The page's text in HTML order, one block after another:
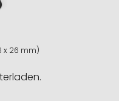
x 26 mm)